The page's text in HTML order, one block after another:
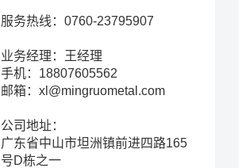
服务热线：0760-23795907
业务经理：王经理
手机：18807605562
邮箱：xl@mingruometal.com
公司地址：
广东省中山市坦洲镇前进四路165
号D栋之一